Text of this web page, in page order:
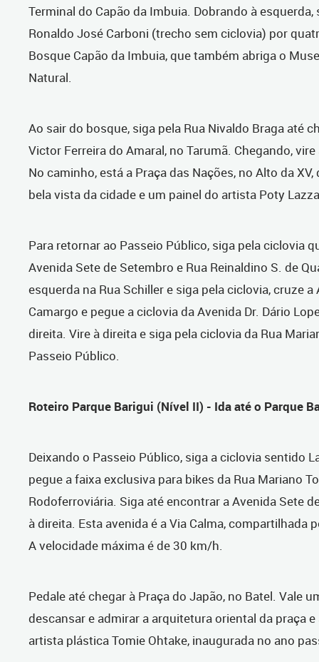
Terminal do Capão da Imbuia. Dobrando à esquerda,
Ronaldo José Carboni (trecho sem ciclovia) por
Bosque Capão da Imbuia, que também abriga o
Natural.
Ao sair do bosque, siga pela Rua Nivaldo Braga até
Victor Ferreira do Amaral, no Tarumã. Chegando,
No caminho, está a Praça das Nações, no Alto da
bela vista da cidade e um painel do artista Poty
Para retornar ao Passeio Público, siga pela ciclovia
Avenida Sete de Setembro e Rua Reinaldino S. de
esquerda na Rua Schiller e siga pela ciclovia, cruze
Camargo e pegue a ciclovia da Avenida Dr. Dário
direita. Vire à direita e siga pela ciclovia da Rua
Passeio Público.
Roteiro Parque Barigui (Nível II) - Ida até o Parque
Deixando o Passeio Público, siga a ciclovia sentido
pegue a faixa exclusiva para bikes da Rua Mariano
Rodoferroviária. Siga até encontrar a Avenida Sete
à direita. Esta avenida é a Via Calma, compartilhada
A velocidade máxima é de 30 km/h.
Pedale até chegar à Praça do Japão, no Batel. Vale
descansar e admirar a arquitetura oriental da praça
artista plástica Tomie Ohtake, inaugurada no ano